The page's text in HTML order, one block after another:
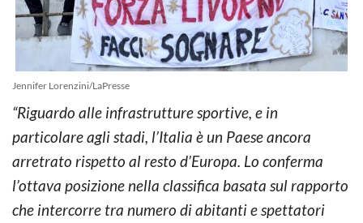
Jennifer Lorenzini/LaPresse
“Riguardo alle infrastrutture sportive, e in
particolare agli stadi, l’Italia è un Paese ancora
arretrato rispetto al resto d’Europa. Lo conferma
l’ottava posizione nella classifica basata sul rapporto
che intercorre tra numero di abitanti e spettatori